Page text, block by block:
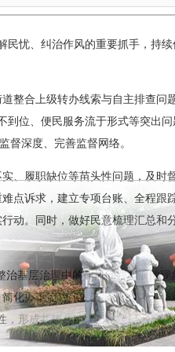
民忧、纠治作风的重要抓手，持
整合上级转办线索与自主排查问
到位、便民服务流于形式等突出
督深度、完善监督网络。
、履职缺位等苗头性问题，及时
点诉求，建立专项台账、全程跟
动。同时，做好民意梳理汇总和
治基层治理中的作风问题和腐败现
化办事流程、提升服务效能，实
，形成共建共治共享治理格局，